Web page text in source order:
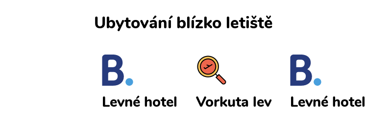
Ubytování blízko letiště
Levné hotel
Vorkuta lev
Levné hotel